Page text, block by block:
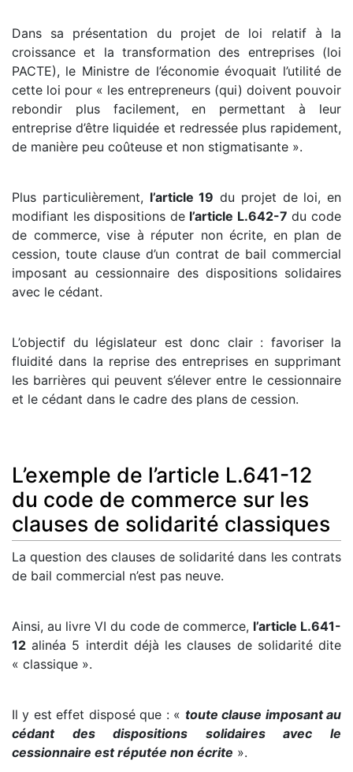
Dans sa présentation du projet de loi relatif à la
croissance et la transformation des entreprises (loi
PACTE), le Ministre de l’économie évoquait l’utilité de
cette loi pour « les entrepreneurs (qui) doivent pouvoir
rebondir plus facilement, en permettant à leur
entreprise d’être liquidée et redressée plus rapidement,
de manière peu coûteuse et non stigmatisante ».
Plus particulièrement, l’article 19 du projet de loi, en
modifiant les dispositions de l’article L.642-7 du code
de commerce, vise à réputer non écrite, en plan de
cession, toute clause d’un contrat de bail commercial
imposant au cessionnaire des dispositions solidaires
avec le cédant.
L’objectif du législateur est donc clair : favoriser la
fluidité dans la reprise des entreprises en supprimant
les barrières qui peuvent s’élever entre le cessionnaire
et le cédant dans le cadre des plans de cession.
L’exemple de l’article L.641-12
du code de commerce sur les
clauses de solidarité classiques
La question des clauses de solidarité dans les contrats
de bail commercial n’est pas neuve.
Ainsi, au livre VI du code de commerce, l’article L.641-
12 alinéa 5 interdit déjà les clauses de solidarité dite
« classique ».
Il y est effet disposé que : « toute clause imposant au
cédant des dispositions solidaires avec le
cessionnaire est réputée non écrite ».